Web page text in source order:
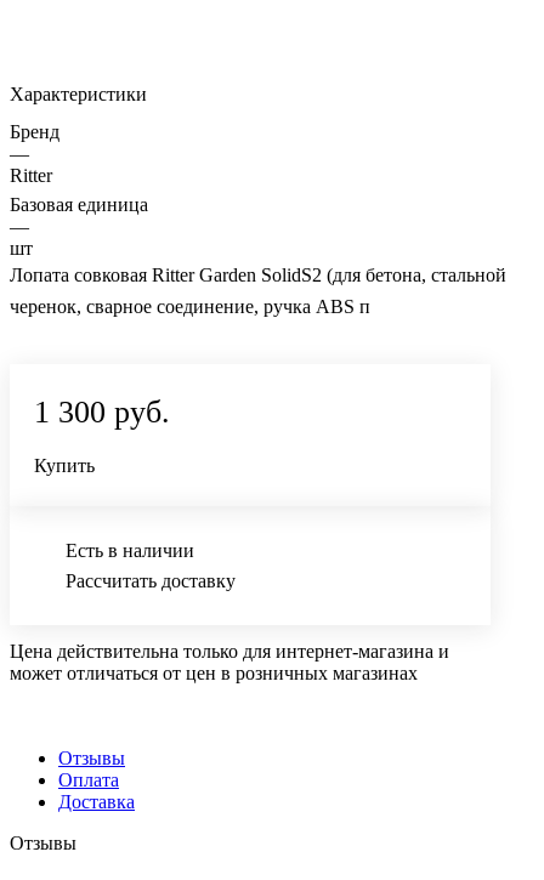
Характеристики
Бренд
—
Ritter
Базовая единица
—
шт
Лопата совковая Ritter Garden SolidS2 (для бетона, стальной
черенок, сварное соединение, ручка ABS п
1 300 руб.
Купить
Есть в наличии
Рассчитать доставку
Цена действительна только для интернет-магазина и
может отличаться от цен в розничных магазинах
Отзывы
Оплата
Доставка
Отзывы